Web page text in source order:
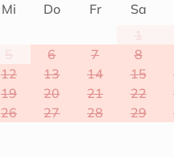
Mi Do Fr Sa
1
5 6 7 8
12 13 14 15
19 20 21 22
26 27 28 29